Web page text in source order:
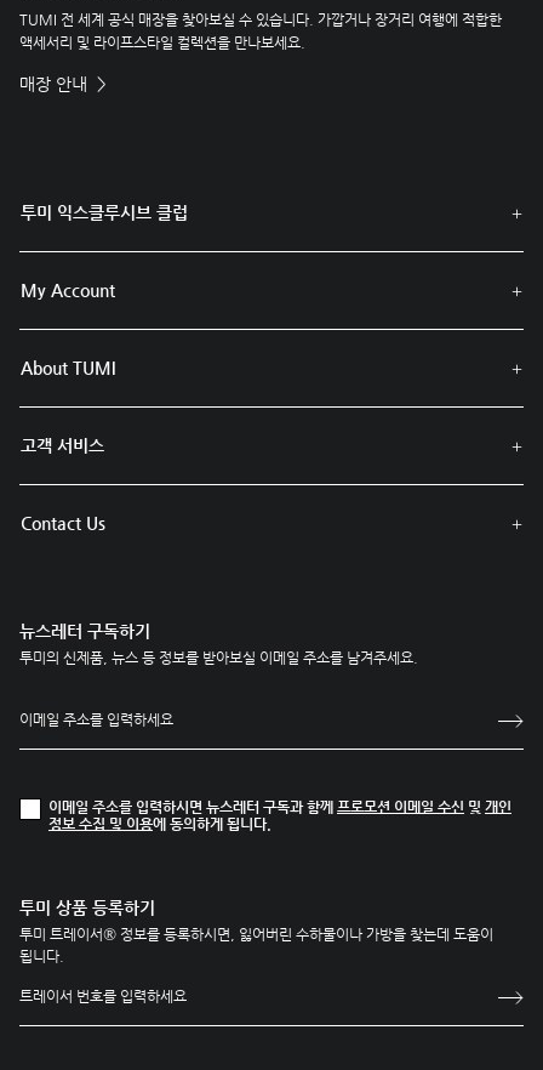
TUMI 전 세계 공식 매장을 찾아보실 수 있습니다. 가깝거나 장거리 여행에 적합한
액세서리 및 라이프스타일 컬렉션을 만나보세요.
매장 안내
투미 익스클루시브 클럽
My Account
About TUMI
고객 서비스
Contact Us
뉴스레터 구독하기
투미의 신제품, 뉴스 등 정보를 받아보실 이메일 주소를 남겨주세요.
이메일 주소를 입력하시면 뉴스레터 구독과 함께 프로모션 이메일 수신 및 개인
정보 수집 및 이용에 동의하게 됩니다.
투미 상품 등록하기
투미 트레이서® 정보를 등록하시면, 잃어버린 수하물이나 가방을 찾는데 도움이
됩니다.